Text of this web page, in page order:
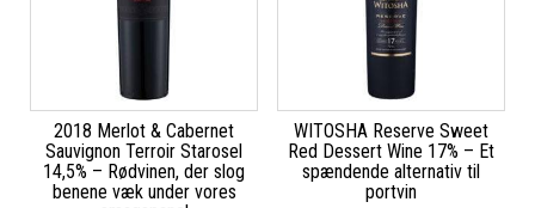
2018 Merlot & Cabernet
Sauvignon Terroir Starosel
14,5% – Rødvinen, der slog
benene væk under vores
WITOSHA Reserve Sweet
Red Dessert Wine 17% – Et
spændende alternativ til
portvin